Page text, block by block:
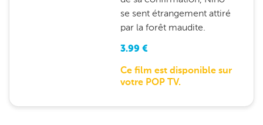
se sent étrangement attiré
par la forêt maudite.
3.99 €
Ce film est disponible sur
votre POP TV.